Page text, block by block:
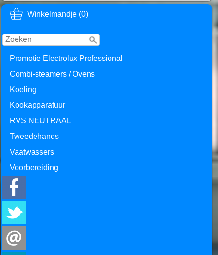
Winkelmandje (0)
Promotie Electrolux Professional
Combi-steamers / Ovens
Koeling
Kookapparatuur
RVS NEUTRAAL
Tweedehands
Vaatwassers
Voorbereiding